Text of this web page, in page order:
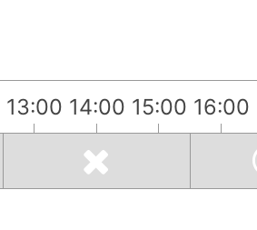
13:00 14:00 15:00 16:00